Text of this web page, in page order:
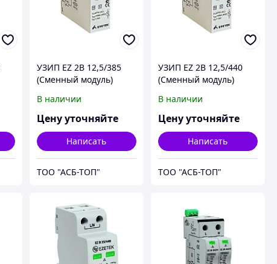
УЗИП EZ 2B 12,5/385
(Сменный модуль)
В наличии
Цену уточняйте
Написать
ТОО "АСБ-ТОП"
УЗИП EZ 2B 12,5/440
(Сменный модуль)
В наличии
Цену уточняйте
Написать
ТОО "АСБ-ТОП"